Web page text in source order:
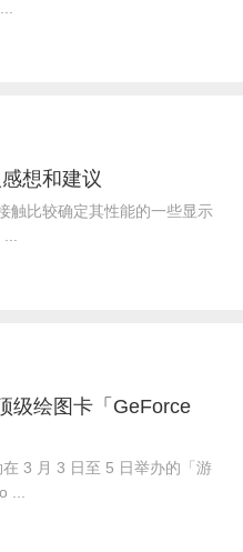
想和建议
触比较确定其性能的一些显示
级绘图卡「GeForce
3 月 3 日至 5 日举办的「游
...